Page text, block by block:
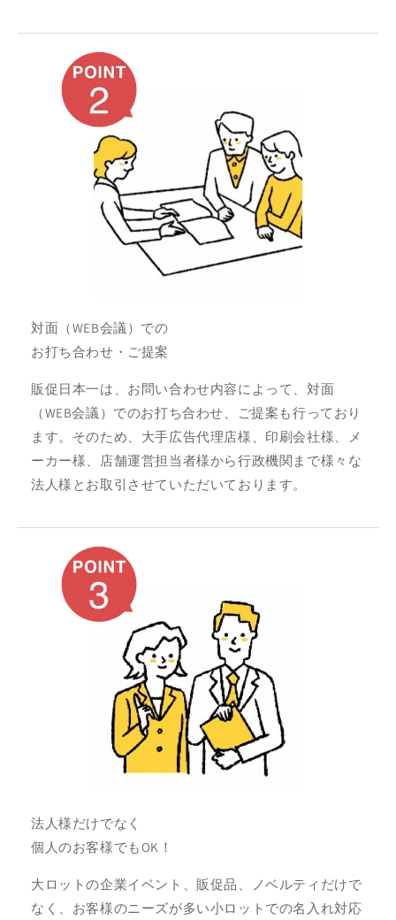
対面（WEB会議）での
お打ち合わせ・ご提案
販促日本一は、お問い合わせ内容によって、対面
（WEB会議）でのお打ち合わせ、ご提案も行っており
ます。そのため、大手広告代理店様、印刷会社様、メ
ーカー様、店舗運営担当者様から行政機関まで様々な
法人様とお取引させていただいております。
法人様だけでなく
個人のお客様でもOK！
大ロットの企業イベント、販促品、ノベルティだけで
なく、お客様のニーズが多い小ロットでの名入れ対応